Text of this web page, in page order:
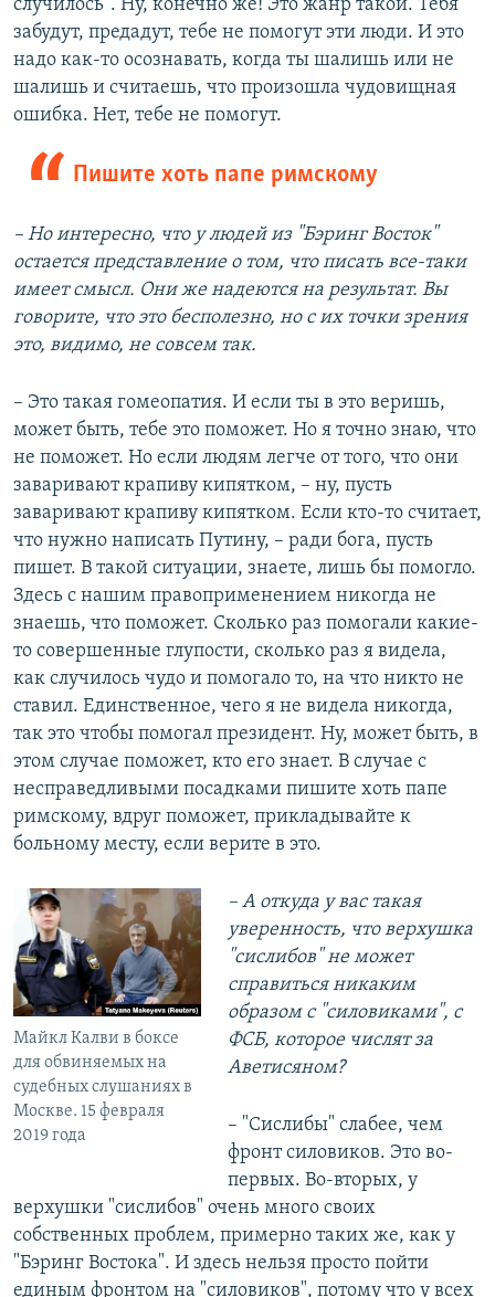
случилось". Ну, конечно же! Это жанр такой. Тебя
забудут, предадут, тебе не помогут эти люди. И это
надо как-то осознавать, когда ты шалишь или не
шалишь и считаешь, что произошла чудовищная
ошибка. Нет, тебе не помогут.
Пишите хоть папе римскому
– Но интересно, что у людей из "Бэринг Восток"
остается представление о том, что писать все-таки
имеет смысл. Они же надеются на результат. Вы
говорите, что это бесполезно, но с их точки зрения
это, видимо, не совсем так.
– Это такая гомеопатия. И если ты в это веришь,
может быть, тебе это поможет. Но я точно знаю, что
не поможет. Но если людям легче от того, что они
заваривают крапиву кипятком, – ну, пусть
заваривают крапиву кипятком. Если кто-то считает,
что нужно написать Путину, – ради бога, пусть
пишет. В такой ситуации, знаете, лишь бы помогло.
Здесь с нашим правоприменением никогда не
знаешь, что поможет. Сколько раз помогали какие-
то совершенные глупости, сколько раз я видела,
как случилось чудо и помогало то, на что никто не
ставил. Единственное, чего я не видела никогда,
так это чтобы помогал президент. Ну, может быть, в
этом случае поможет, кто его знает. В случае с
несправедливыми посадками пишите хоть папе
римскому, вдруг поможет, прикладывайте к
больному месту, если верите в это.
Майкл Калви в боксе
для обвиняемых на
судебных слушаниях в
Москве. 15 февраля
2019 года
– А откуда у вас такая
уверенность, что верхушка
"сислибов" не может
справиться никаким
образом с "силовиками", с
ФСБ, которое числят за
Аветисяном?
– "Сислибы" слабее, чем
фронт силовиков. Это во-
первых. Во-вторых, у
верхушки "сислибов" очень много своих
собственных проблем, примерно таких же, как у
"Бэринг Востока". И здесь нельзя просто пойти
единым фронтом на "силовиков", потому что у всех